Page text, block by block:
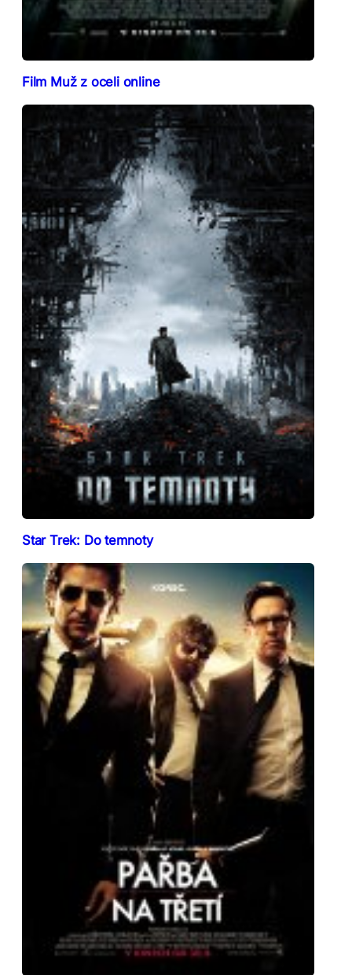
Film Muž z oceli online
Star Trek: Do temnoty